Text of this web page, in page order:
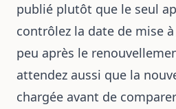
publié plutôt que le seul
contrôlez la date de mise
peu après le
attendez aussi que la
chargée avant de